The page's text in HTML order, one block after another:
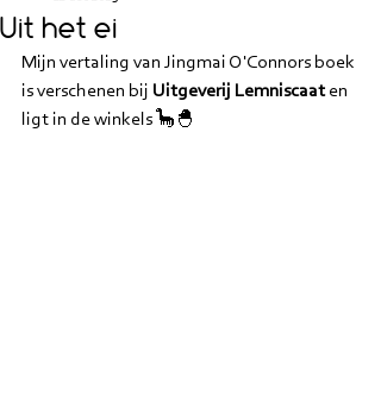
Uit het ei
Mijn vertaling van Jingmai O'Connors boek
is verschenen bij Uitgeverij Lemniscaat en
ligt in de winkels 🦕🐣